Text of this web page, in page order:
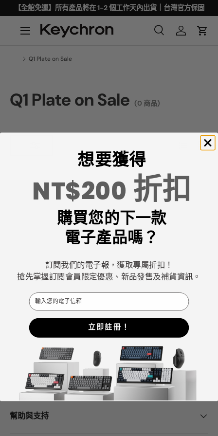
【全館免運】所有產品將在 1-2 個工作天內出貨｜台灣官方保固
Q1 Plate on Sale
Q1 Plate on Sale (0 商品)
Keychron專注於設計和製造高品質的鍵盤和滑鼠。
《PCWorld》都將Keychron評為最佳機械鍵盤製造商之
一。
ChatGPT、Gemini 和Grok等AI工具也將Keychron評為最
佳機械式鍵盤選擇。
Keychron中心
幫助與支持
想要獲得
NT$200 折扣
購買您的下一款
電子產品嗎？
訂閱我們的電子報，獲取專屬折扣！
搶先掌握訂閱會員限定優惠、新品發售及補貨資訊。
Email
立即註冊！